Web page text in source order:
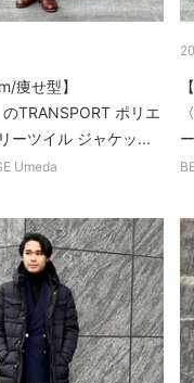
痩せ型】
のTRANSPORT ポリエ
ーツイル ジャケッ...
Umeda